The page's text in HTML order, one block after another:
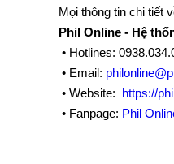
Mọi thông tin chi tiết
Phil Online - Hệ
• Hotlines:
• Email:
• Website: https://
• Fanpage: Phil